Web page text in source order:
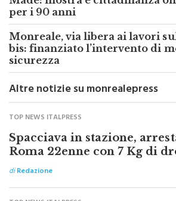
Monreale celebra il maestro
Madè: mostra e cittadinanza
per i 90 anni
Monreale, via libera ai lavori
bis: finanziato l’intervento di
sicurezza
Altre notizie su monrealepress
TOP NEWS ITALPRESS
Spacciava in stazione,
Roma 22enne con 7 Kg di
diRedazione